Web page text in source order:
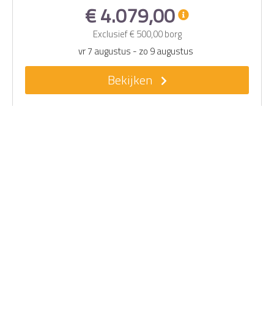
€ 4.079,00
Exclusief€ 500,00borg
vr 7 augustus - zo 9 augustus
Bekijken